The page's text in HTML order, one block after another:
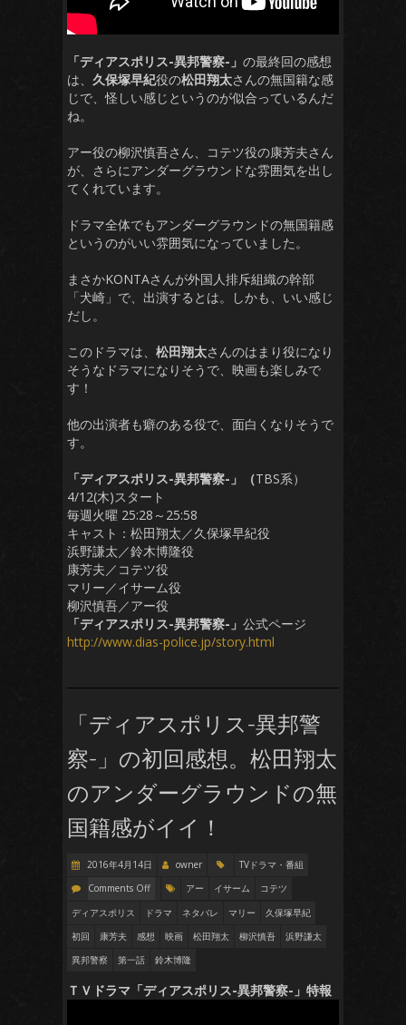
「ディアスポリス-異邦警察-」 の最終回の感想
は、 久保塚早紀役の松田翔太さんの無国籍な感
じで、怪しい感じというのが似合っているんだ
ね。
アー役の柳沢慎吾さん、コテツ役の康芳夫さん
が、さらにアンダーグラウンドな雰囲気を出し
てくれています。
ドラマ全体でもアンダーグラウンドの無国籍感
というのがいい雰囲気になっていました。
まさかKONTAさんが外国人排斥組織の幹部
「犬崎」で、出演するとは。しかも、いい感じ
だし。
このドラマは、 松田翔太さんのはまり役になり
そうなドラマになりそうで、映画も楽しみで
す！
他の出演者も癖のある役で、面白くなりそうで
す。
「ディアスポリス-異邦警察-」（TBS系）
4/12(木)スタート
毎週火曜 25:28～25:58
キャスト：松田翔太／久保塚早紀役
浜野謙太／鈴木博隆役
康芳夫／コテツ役
マリー／イサーム役
柳沢慎吾／アー役
「ディアスポリス-異邦警察-」 公式ページ
http://www.dias-police.jp/story.html
「ディアスポリス-異邦警
察-」の初回感想。松田翔太
のアンダーグラウンドの無
国籍感がイイ！
2016年4月14日 owner
TVドラマ・番組
Comments Off
アー イサーム
コテツ
ディアスポリス
ドラマ ネタバレ マリー
久保塚早紀
初回
康芳夫 感想 映画 松田翔太 柳沢慎吾
浜野謙太
異邦警察
第一話 鈴木博隆
ＴＶドラマ「ディアスポリス-異邦警察-」特報